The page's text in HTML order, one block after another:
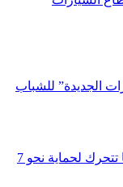
الجديدة” للشباب
وسط غياب موقف رسمي من الرباط.. إسبانيا تتحرك لحماية نحو 7